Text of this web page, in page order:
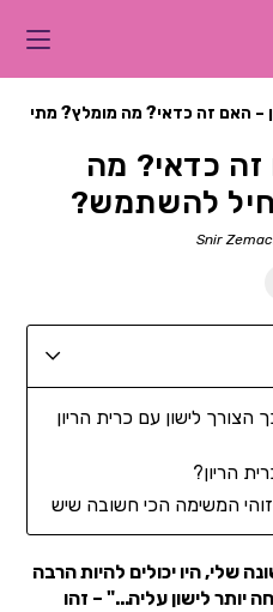
– האם זה כדאי? מה מומלץ? מתי
זה כדאי? מה
להשתמש?
Snir
לישון עם כרית הריון
הריון?
המשימה הכי חשובה שיש
שלי, היו יכולים להיות הרבה
יותר לישון עליה…" – זהו